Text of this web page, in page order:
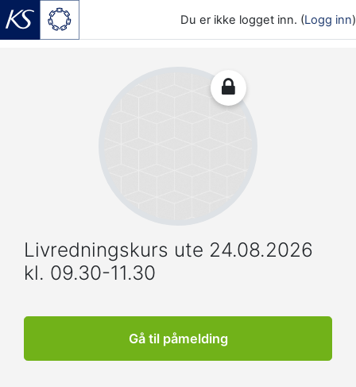
Du er ikke logget inn. (Logg inn)
Livredningskurs ute 24.08.2026
kl. 09.30-11.30
Gå til påmelding